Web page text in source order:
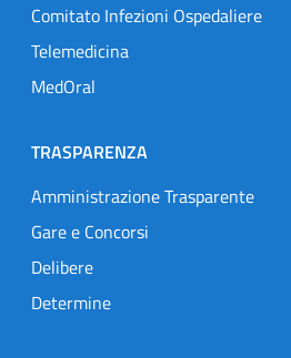
Comitato Infezioni Ospedaliere
Telemedicina
MedOral
TRASPARENZA
Amministrazione Trasparente
Gare e Concorsi
Delibere
Determine